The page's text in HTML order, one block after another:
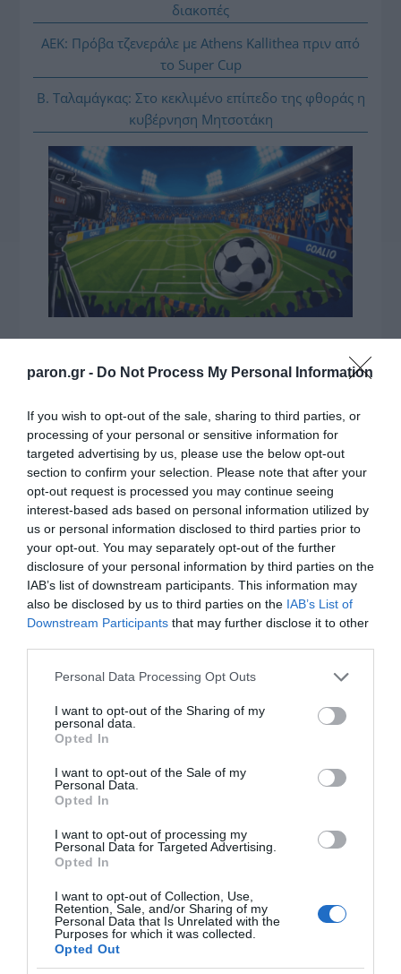
paron.gr - Do Not Process My Personal Information
If you wish to opt-out of the sale, sharing to third parties, or
processing of your personal or sensitive information for
targeted advertising by us, please use the below opt-out
section to confirm your selection. Please note that after your
opt-out request is processed you may continue seeing
interest-based ads based on personal information utilized by
us or personal information disclosed to third parties prior to
your opt-out. You may separately opt-out of the further
disclosure of your personal information by third parties on the
IAB’s list of downstream participants. This information may
also be disclosed by us to third parties on the IAB’s List of
Downstream Participants that may further disclose it to other
Please note that this website/app uses one or more Google
not limited to your visit or usage behaviour. You may click to
grant or deny consent to Google and its third-party tags to
use your data for below specified purposes in below Google
consent section.
Personal Data Processing Opt Outs
I want to opt-out of the Sharing of my
personal data.
Opted In
I want to opt-out of the Sale of my
Personal Data.
Opted In
I want to opt-out of processing my
Personal Data for Targeted Advertising.
Opted In
I want to opt-out of Collection, Use,
Retention, Sale, and/or Sharing of my
Personal Data that Is Unrelated with the
Purposes for which it was collected.
Opted Out
διακοπές
ΑΕΚ: Πρόβα τζενεράλε με Athens Kallithea πριν από
το Super Cup
Β. Ταλαμάγκας: Στο κεκλιμένο επίπεδο της φθοράς η
κυβέρνηση Μητσοτάκη
ΔΕΙΤΕ ΤΗΝ ΚΙΝΗΣΗ ΣΤΟΥΣ ΔΡΌΜΟΥΣ
Κίνηση Τώρα: Live Χάρτης Αθήνας
ΠΑΤΗΣΤΕ ΓΙΑ LIVE ΚΙΝΗΣΗ
Live ενημέρωση για Κηφισό, Αττική Οδό και κέντρο Αθήνας από το
ΤΟ ΠΑΡΟΝ ΤΗΣ ΚΥΡΙΑΚΗΣ